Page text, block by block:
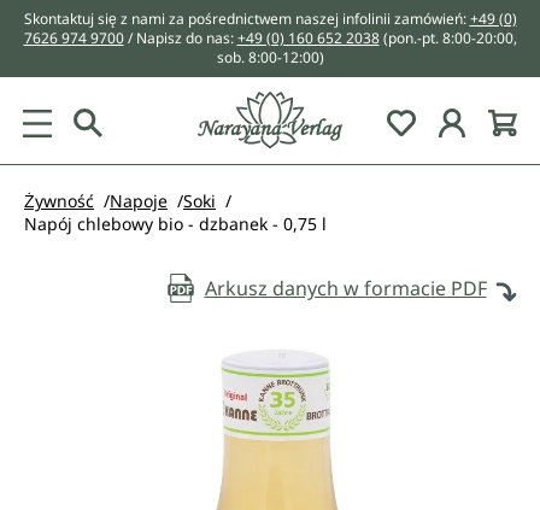
zawartości
Skontaktuj się z nami za pośrednictwem naszej infolinii zamówień:+49 (0)
7626 974 9700/ Napisz do nas:+49 (0) 160 652 2038 (pon.-pt. 8:00-20:00,
sob. 8:00-12:00)
You have 0
Żywność Napoje
Soki
Napój chlebowy bio - dzbanek - 0,75 l
Arkusz danych w formacie PDF